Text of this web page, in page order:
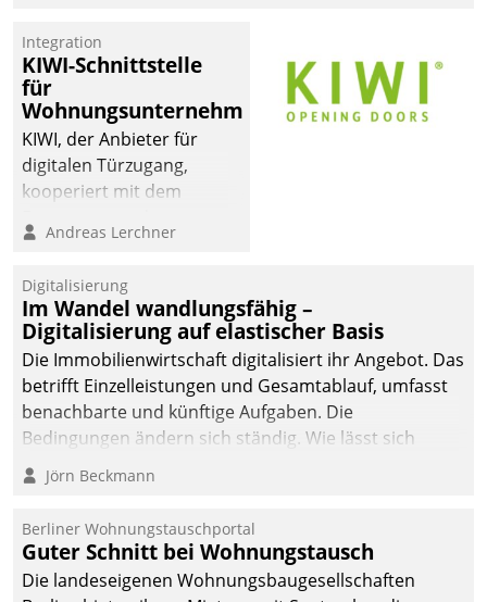
integrieren.
Integration
KIWI-Schnittstelle
für
Wohnungsunternehmen
KIWI, der Anbieter für
digitalen Türzugang,
kooperiert mit dem
Softwareentwicklungshaus
Andreas Lerchner
Digitalisierung
Im Wandel wandlungsfähig –
Digitalisierung auf elastischer Basis
Die Immobilienwirtschaft digitalisiert ihr Angebot. Das
betrifft Einzelleistungen und Gesamtablauf, umfasst
benachbarte und künftige Aufgaben. Die
Bedingungen ändern sich ständig. Wie lässt sich
technisch die Kontrolle wahren und zugleich Freiraum
fürs Wachsen öffnen?
Jörn Beckmann
Berliner Wohnungstauschportal
Guter Schnitt bei Wohnungstausch
Die landeseigenen Wohnungsbaugesellschaften